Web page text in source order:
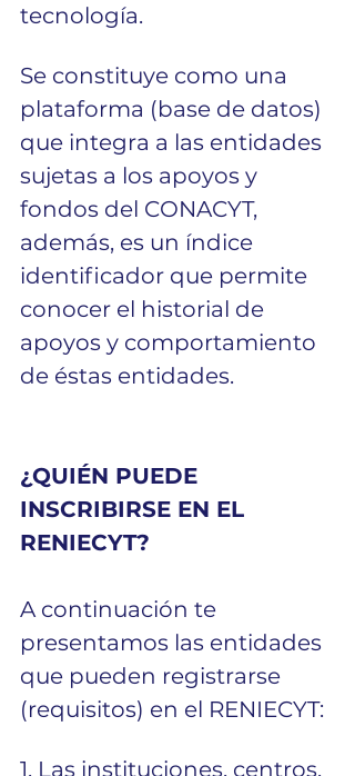
tecnología.
Se constituye como una
plataforma (base de datos)
que integra a las entidades
sujetas a los apoyos y
fondos del CONACYT,
además, es un índice
identificador que permite
conocer el historial de
apoyos y comportamiento
de éstas entidades.
¿QUIÉN PUEDE
INSCRIBIRSE EN EL
RENIECYT?
A continuación te
presentamos las entidades
que pueden registrarse
(requisitos) en el RENIECYT:
1. Las instituciones, centros,